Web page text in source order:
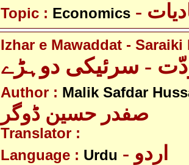
Topic : Economics
Izhar e Mawaddat - Saraiki
- سرئیکی دوہڑے
Author : Malik Safdar
صفدر حسین ڈوگر
Translator :
Language : Urdu - اردو